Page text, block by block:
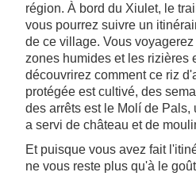
région. À bord du Xiulet, le
vous pourrez suivre un
de ce village. Vous
zones humides et les rizières
découvrirez comment ce riz
protégée est cultivé, des
des arrêts est le Molí de Pals,
a servi de château et de
Et puisque vous avez fait
ne vous reste plus qu'à le